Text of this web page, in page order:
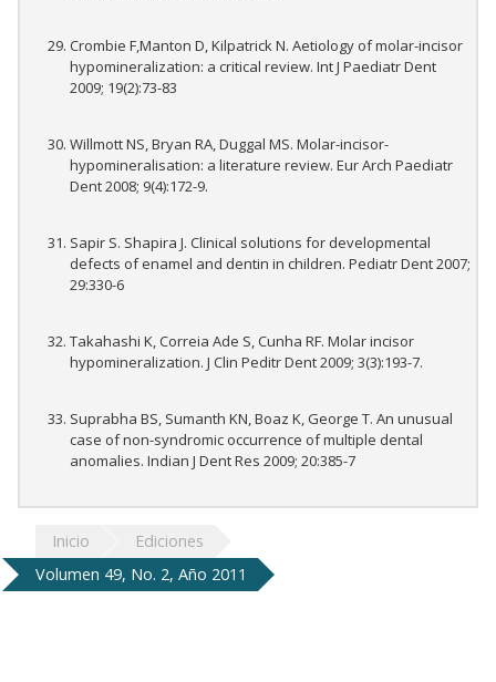
Crombie F,Manton D, Kilpatrick N. Aetiology of molar-incisor
hypomineralization: a critical review. Int J Paediatr Dent
2009; 19(2):73-83
Willmott NS, Bryan RA, Duggal MS. Molar-incisor-
hypomineralisation: a literature review. Eur Arch Paediatr
Dent 2008; 9(4):172-9.
Sapir S. Shapira J. Clinical solutions for developmental
defects of enamel and dentin in children. Pediatr Dent 2007;
29:330-6
Takahashi K, Correia Ade S, Cunha RF. Molar incisor
hypomineralization. J Clin Peditr Dent 2009; 3(3):193-7.
Suprabha BS, Sumanth KN, Boaz K, George T. An unusual
case of non-syndromic occurrence of multiple dental
anomalies. Indian J Dent Res 2009; 20:385-7
Inicio
Ediciones
Volumen 49, No. 2, Año 2011